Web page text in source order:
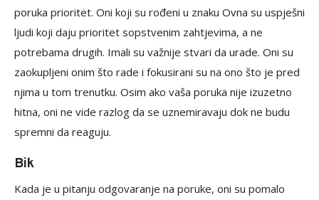
poruka prioritet. Oni koji su rođeni u znaku Ovna su uspješni
ljudi koji daju prioritet sopstvenim zahtjevima, a ne
potrebama drugih. Imali su važnije stvari da urade. Oni su
zaokupljeni onim što rade i fokusirani su na ono što je pred
njima u tom trenutku. Osim ako vaša poruka nije izuzetno
hitna, oni ne vide razlog da se uznemiravaju dok ne budu
spremni da reaguju.
Bik
Kada je u pitanju odgovaranje na poruke, oni su pomalo